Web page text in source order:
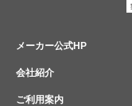
メーカー公式HP
会社紹介
ご利用案内